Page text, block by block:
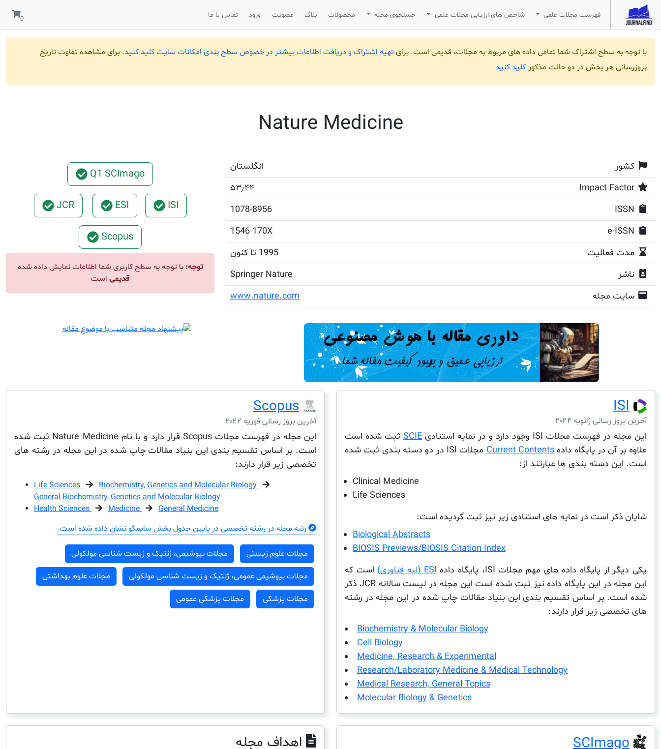
فهرست مجلات علمی شاخص های ارزیابی مجلات علمی جستجوی مجله محصولات بلاگ عضویت ورود تماس با ما
با توجه به سطح اشتراک شما تمامی داده های مربوط به مجلات، قدیمی است. برایتهیه اشتراک و دریافت اطلاعات بیشتر در خصوص سطح بندی امکانات سایت کلید کنید. برای مشاهده تفاوت تاریخ
بروزرسانی هر بخش در دو حالت مذکور کلید کنید
Nature Medicine
انگلستان
کشور
۵۳٫۴۴
Impact Factor
1078-8956
ISSN
1546-170X
e-ISSN
1995 تا کنون
مدت فعالیت
Springer Nature
ناشر
www.nature.com
سایت مجله
Q1 SCImago
ISI
ESI
JCR
Scopus
توجه: با توجه به سطح کاربری شما اطلاعات نمایش داده شده
قدیمی است
ISI
آخرین بروز رسانی ژانویه ۲۰۲۴
این مجله در فهرست مجلات ISI وجود دارد و در نمایه استنادی SCIE ثبت شده است
علاوه بر آن در پایگاه داده Current Contents
مجلات ISI در دو دسته بندی ثبت شده
است. این دسته بندی ها عبارتند از:
Clinical Medicine
Life Sciences
شایان ذکر است در نمایه های استنادی زیر نیز ثبت گردیده است:
Biological Abstracts
BIOSIS Previews/BIOSIS Citation Index
یکی دیگر از پایگاه داده های مهم مجلات ISI، پایگاه داده
ESI (لبه فناوری)
است که
این مجله در این پایگاه داده نیز ثبت شده است این مجله در لیست سالانه JCR ذکر
شده است. بر اساس تقسیم بندی این بنیاد مقالات چاپ شده در این مجله در رشته
های تخصصی زیر قرار دارند:
Biochemistry & Molecular Biology
Cell Biology
Medicine, Research & Experimental
Research/Laboratory Medicine & Medical Technology
Medical Research, General Topics
Molecular Biology & Genetics
Scopus
آخرین بروز رسانی فوریه ۲۰۲۲
این مجله در فهرست مجلات Scopus قرار دارد و با نام Nature Medicine ثبت شده
است. بر اساس تقسیم بندی این بنیاد مقالات چاپ شده در این مجله در رشته های
تخصصی زیر قرار دارند:
Life Sciences
Biochemistry, Genetics and Molecular Biology
General Biochemistry, Genetics and Molecular Biology
Health Sciences
Medicine
General Medicine
رتبه مجله در رشته تخصصی در پایین جدول بخش سایمگو نشان داده شده است.
مجلات علوم زیستی مجلات بیوشیمی، ژنتیک و زیست شناسی مولکولی
مجلات بیوشیمی عمومی، ژنتیک و زیست شناسی مولکولی مجلات علوم بهداشتی
مجلات پزشکی مجلات پزشکی عمومی
SCImago اهداف مجله